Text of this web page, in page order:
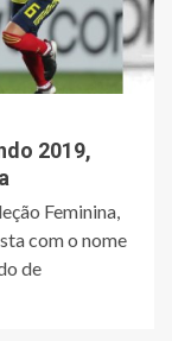
2019,
Feminina,
com o nome
de